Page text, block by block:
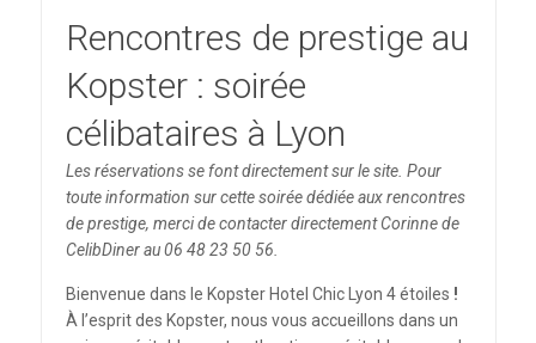
16/09/2026
20h00
Rencontres de prestige au
Kopster : soirée
célibataires à Lyon
Les réservations se font directement sur le site. Pour
toute information sur cette soirée dédiée aux rencontres
de prestige, merci de contacter directement Corinne de
CelibDiner au 06 48 23 50 56.
Bienvenue dans le Kopster Hotel Chic Lyon 4 étoiles !
À l’esprit des Kopster, nous vous accueillons dans un